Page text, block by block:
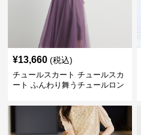
¥13,660 (税込)
チュールスカート チュールスカ
ート ふんわり舞うチュールロン